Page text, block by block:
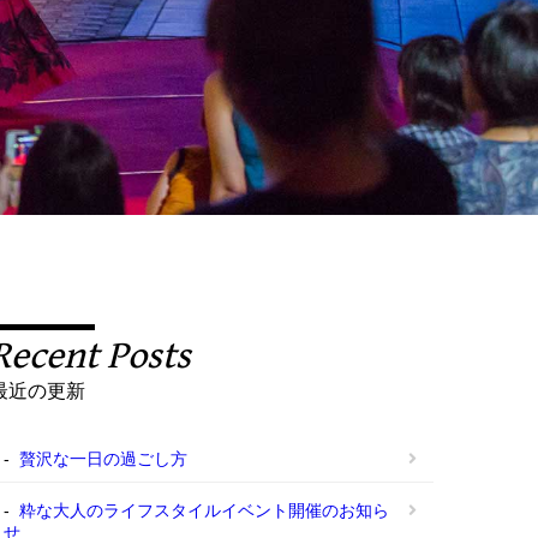
Posts
近の更新
贅沢な一日の過ごし方
粋な大人のライフスタイルイベント開催のお知ら
せ